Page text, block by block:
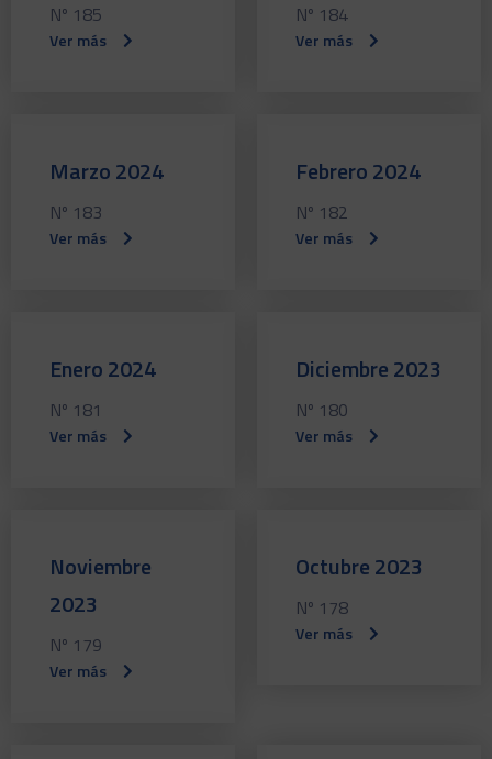
Nº 185
Ver más
Nº 184
Ver más
Marzo 2024
Nº 183
Ver más
Febrero 2024
Nº 182
Ver más
Enero 2024
Nº 181
Ver más
Diciembre 2023
Nº 180
Ver más
Noviembre
2023
Nº 179
Ver más
Octubre 2023
Nº 178
Ver más